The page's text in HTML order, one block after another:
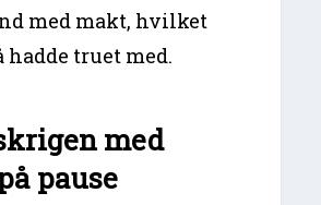
med makt, hvilket
hadde truet med.
med
pause